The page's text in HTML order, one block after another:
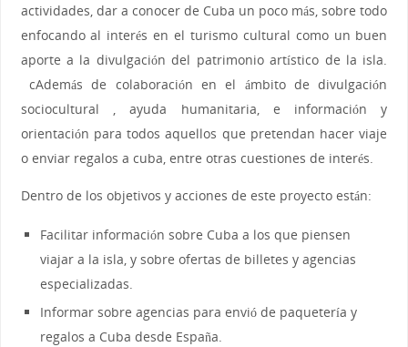
actividades, dar a conocer de Cuba un poco más, sobre todo
enfocando al interés en el turismo cultural como un buen
aporte a la divulgación del patrimonio artístico de la isla.
cAdemás de colaboración en el ámbito de divulgación
sociocultural , ayuda humanitaria, e información y
orientación para todos aquellos que pretendan hacer viaje
o enviar regalos a cuba, entre otras cuestiones de interés.
Dentro de los objetivos y acciones de este proyecto están:
Facilitar información sobre Cuba a los que piensen
viajar a la isla, y sobre ofertas de billetes y agencias
especializadas.
Informar sobre agencias para envió de paquetería y
regalos a Cuba desde España.